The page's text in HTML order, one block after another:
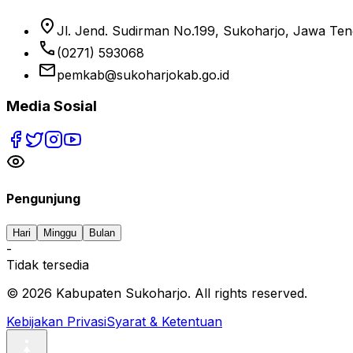
location_on Jl. Jend. Sudirman No.199, Sukoharjo, Jawa
phone (0271) 593068
emailpemkab@sukoharjokab.go.id
Media Sosial
Pengunjung
Hari Minggu Bulan
-
Tidak tersedia
© 2026 Kabupaten Sukoharjo. All rights reserved.
Kebijakan PrivasiSyarat & Ketentuan